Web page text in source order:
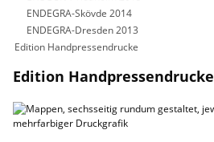
ENDEGRA-Skövde 2014
ENDEGRA-Dresden 2013
Edition Handpressendrucke
Edition Handpressendrucke